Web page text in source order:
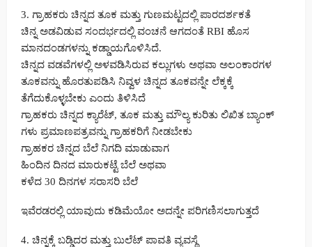
3. ಗ್ರಾಹಕರು ಚಿನ್ನದ ತೂಕ ಮತ್ತು ಗುಣಮಟ್ಟದಲ್ಲಿ ಪಾರದರ್ಶಕತೆ
ಚಿನ್ನ ಅಡವಿಡುವ ಸಂದರ್ಭದಲ್ಲಿ ವಂಚನೆ ಆಗದಂತೆ RBI ಹೊಸ
ಮಾನದಂಡಗಳನ್ನು ಕಡ್ಡಾಯಗೊಳಿಸಿದೆ.
ಚಿನ್ನದ ವಡವೆಗಳಲ್ಲಿ ಅಳವಡಿಸಿರುವ ಕಲ್ಲುಗಳು ಅಥವಾ ಅಲಂಕಾರಗಳ
ತೂಕವನ್ನು ಹೊರತುಪಡಿಸಿ ನಿವ್ವಳ ಚಿನ್ನದ ತೂಕವನ್ನೇ ಲೆಕ್ಕಕ್ಕೆ
ತೆಗೆದುಕೊಳ್ಳಬೇಕು ಎಂದು ತಿಳಿಸಿದೆ
ಗ್ರಾಹಕರು ಚಿನ್ನದ ಕ್ಯಾರೆಟ್, ತೂಕ ಮತ್ತು ಮೌಲ್ಯ ಕುರಿತು ಲಿಖಿತ ಬ್ಯಾಂಕ್
ಗಳು ಪ್ರಮಾಣಪತ್ರವನ್ನು ಗ್ರಾಹಕರಿಗೆ ನೀಡಬೇಕು
ಗ್ರಾಹಕರ ಚಿನ್ನದ ಬೆಲೆ ನಿಗದಿ ಮಾಡುವಾಗ
ಹಿಂದಿನ ದಿನದ ಮಾರುಕಟ್ಟೆ ಬೆಲೆ ಅಥವಾ
ಕಳೆದ 30 ದಿನಗಳ ಸರಾಸರಿ ಬೆಲೆ
ಇವೆರಡರಲ್ಲಿ ಯಾವುದು ಕಡಿಮೆಯೋ ಅದನ್ನೇ ಪರಿಗಣಿಸಲಾಗುತ್ತದೆ
4. ಚಿನ್ನಕ್ಕೆ ಬಡ್ಡಿದರ ಮತ್ತು ಬುಲೆಟ್ ಪಾವತಿ ವ್ಯವಸ್ಥೆ